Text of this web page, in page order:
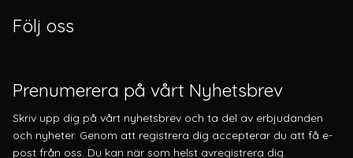
Följ oss
Prenumerera på vårt Nyhetsbrev
Skriv upp dig på vårt nyhetsbrev och ta del av erbjudanden
och nyheter. Genom att registrera dig accepterar du att få e-
post från oss. Du kan när som helst avregistrera dig.